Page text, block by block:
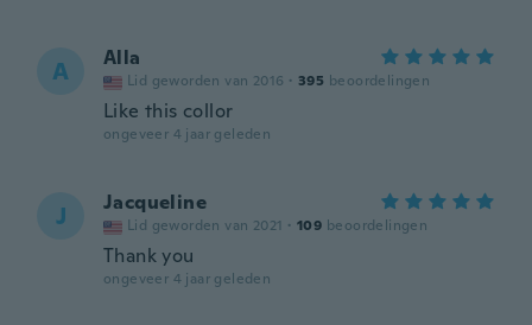
A Alla
Lid geworden van 2016 · 395 beoordelingen
Like this collor
ongeveer 4 jaar geleden
J Jacqueline
Lid geworden van 2021 · 109 beoordelingen
Thank you
ongeveer 4 jaar geleden